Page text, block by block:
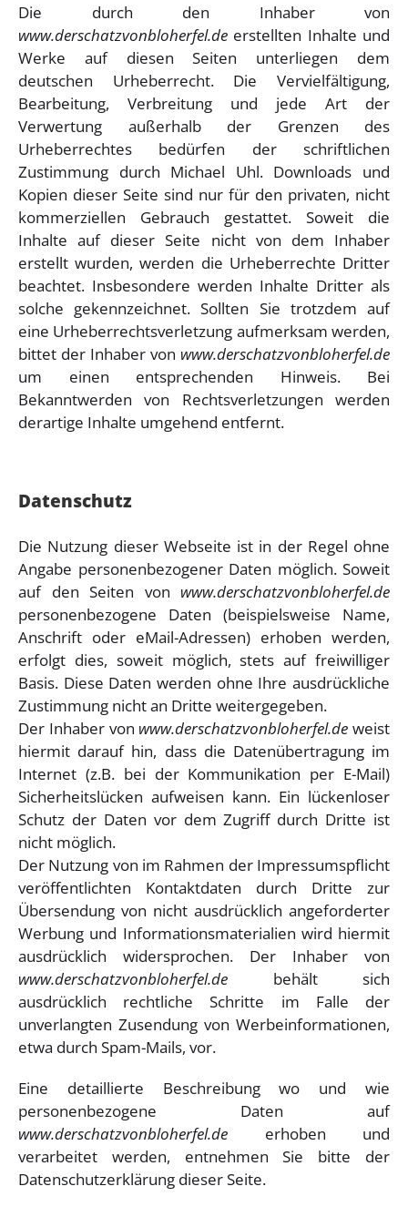
Die durch den Inhaber von
www.derschatzvonbloherfel.de erstellten Inhalte und
Werke auf diesen Seiten unterliegen dem
deutschen Urheberrecht. Die Vervielfältigung,
Bearbeitung, Verbreitung und jede Art der
Verwertung außerhalb der Grenzen des
Urheberrechtes bedürfen der schriftlichen
Zustimmung durch Michael Uhl. Downloads und
Kopien dieser Seite sind nur für den privaten, nicht
kommerziellen Gebrauch gestattet. Soweit die
Inhalte auf dieser Seite nicht von dem Inhaber
erstellt wurden, werden die Urheberrechte Dritter
beachtet. Insbesondere werden Inhalte Dritter als
solche gekennzeichnet. Sollten Sie trotzdem auf
eine Urheberrechtsverletzung aufmerksam werden,
bittet der Inhaber von www.derschatzvonbloherfel.de
um einen entsprechenden Hinweis. Bei
Bekanntwerden von Rechtsverletzungen werden
derartige Inhalte umgehend entfernt.
Datenschutz
Die Nutzung dieser Webseite ist in der Regel ohne
Angabe personenbezogener Daten möglich. Soweit
auf den Seiten von www.derschatzvonbloherfel.de
personenbezogene Daten (beispielsweise Name,
Anschrift oder eMail-Adressen) erhoben werden,
erfolgt dies, soweit möglich, stets auf freiwilliger
Basis. Diese Daten werden ohne Ihre ausdrückliche
Zustimmung nicht an Dritte weitergegeben.
Der Inhaber von www.derschatzvonbloherfel.de weist
hiermit darauf hin, dass die Datenübertragung im
Internet (z.B. bei der Kommunikation per E-Mail)
Sicherheitslücken aufweisen kann. Ein lückenloser
Schutz der Daten vor dem Zugriff durch Dritte ist
nicht möglich.
Der Nutzung von im Rahmen der Impressumspflicht
veröffentlichten Kontaktdaten durch Dritte zur
Übersendung von nicht ausdrücklich angeforderter
Werbung und Informationsmaterialien wird hiermit
ausdrücklich widersprochen. Der Inhaber von
www.derschatzvonbloherfel.de behält sich
ausdrücklich rechtliche Schritte im Falle der
unverlangten Zusendung von Werbeinformationen,
etwa durch Spam-Mails, vor.
Eine detaillierte Beschreibung wo und wie
personenbezogene Daten auf
www.derschatzvonbloherfel.de erhoben und
verarbeitet werden, entnehmen Sie bitte der
Datenschutzerklärung dieser Seite.